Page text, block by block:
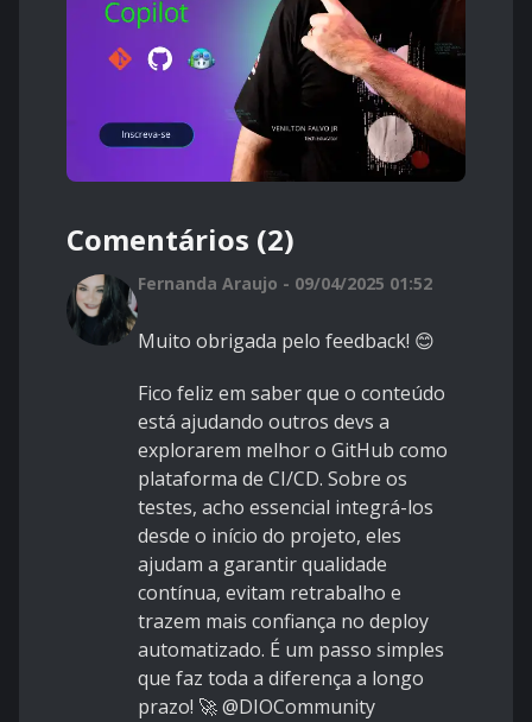
Comentários (2)
Fernanda Araujo - 09/04/2025 01:52
Muito obrigada pelo feedback! 😊
Fico feliz em saber que o conteúdo
está ajudando outros devs a
explorarem melhor o GitHub como
plataforma de CI/CD. Sobre os
testes, acho essencial integrá-los
desde o início do projeto, eles
ajudam a garantir qualidade
contínua, evitam retrabalho e
trazem mais confiança no deploy
automatizado. É um passo simples
que faz toda a diferença a longo
prazo! 🚀 @DIOCommunity